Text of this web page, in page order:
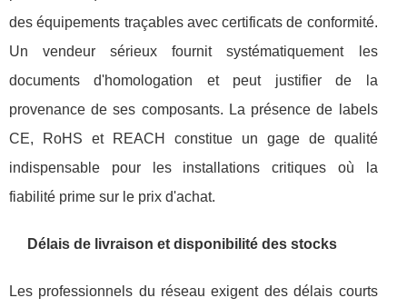
des équipements traçables avec certificats de conformité.
Un vendeur sérieux fournit systématiquement les
documents d'homologation et peut justifier de la
provenance de ses composants. La présence de labels
CE, RoHS et REACH constitue un gage de qualité
indispensable pour les installations critiques où la
fiabilité prime sur le prix d'achat.
Délais de livraison et disponibilité des stocks
Les professionnels du réseau exigent des délais courts